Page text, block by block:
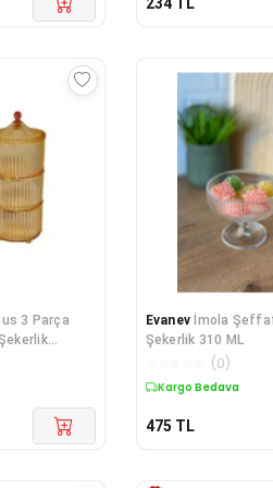
3 Parça
Evanev İmola
Şekerlik 310 ML
(0)
Kargo Bedava
475 TL